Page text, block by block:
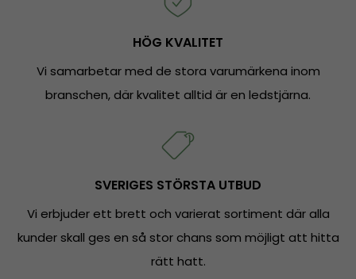
HÖG KVALITET
Vi samarbetar med de stora varumärkena inom
branschen, där kvalitet alltid är en ledstjärna.
SVERIGES STÖRSTA UTBUD
Vi erbjuder ett brett och varierat sortiment där alla
kunder skall ges en så stor chans som möjligt att hitta
rätt hatt.